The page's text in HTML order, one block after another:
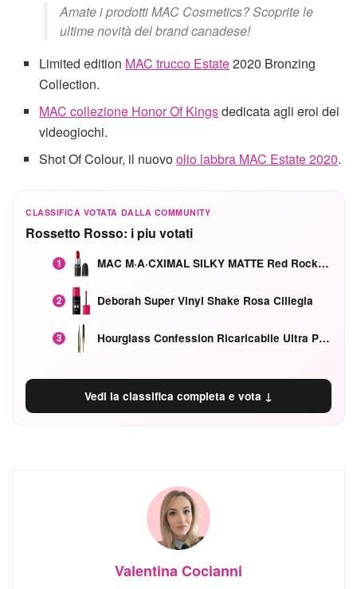
Amate i prodotti MAC Cosmetics? Scoprite le
ultime novità del brand canadese!
Limited edition MAC trucco Estate2020 Bronzing
Collection.
MAC collezione Honor Of Kingsdedicata agli eroi dei
videogiochi.
Shot Of Colour, il nuovoolio labbra MAC Estate 2020.
CLASSIFICA VOTATA DALLA COMMUNITY
Rossetto Rosso: i piu votati
1 MAC M·A·CXIMAL SILKY MATTE Red Rock mat
2 Deborah Super Vinyl Shake Rosa Ciliegia
3 Hourglass Confession Ricaricabile Ultra Preciso Ad Alta Intensità Secretly Classic Red
Vedi la classifica completa e vota ↓
Valentina Cocianni